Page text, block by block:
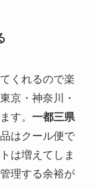
くれるので楽
京・神奈川・
す。 一都三県
はクール便で
は増えてしま
理する余裕が